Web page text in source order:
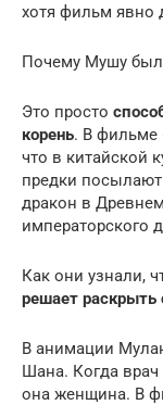
хотя фильм явно
Почему Мушу
Это просто
корень. В фильме
что в китайской
предки
дракон в
императорского
Как они узнали,
решает раскрыть
В анимации
Шана. Когда врач
она женщина. В